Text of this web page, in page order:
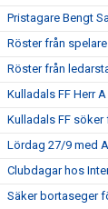
Pristagare Bengt
Röster från
Röster från
Kulladals FF Herr
Kulladals FF
Lördag 27/9 med
Clubdagar hos
Säker bortaseger